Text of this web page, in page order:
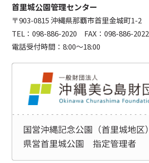
首里城公園管理センター
〒903-0815 沖縄県那覇市首里金城町1-2
TEL：098-886-2020 FAX：098-886-2022
電話受付時間：8:00～18:00